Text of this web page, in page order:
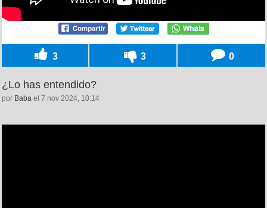
3 3 0
¿Lo has entendido?
por Baba el 7 nov 2024, 10:14